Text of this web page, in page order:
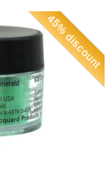
45% discount